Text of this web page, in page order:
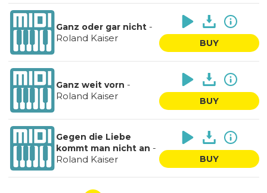
Ganz oder gar nicht-
Roland Kaiser
BUY
Ganz weit vorn -
Roland Kaiser
BUY
Gegen die Liebe
kommt man nicht an -
Roland Kaiser
BUY